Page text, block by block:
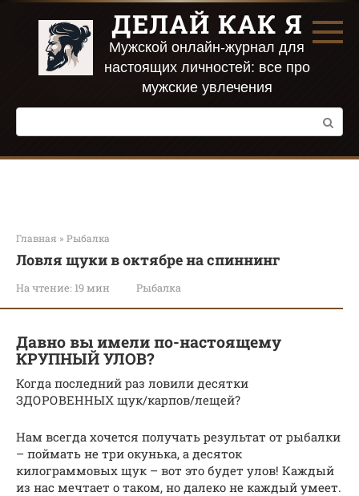
Перейти
контенту
ДЕЛАЙ КАК Я
Мужской онлайн-журнал для
настоящих личностей: все про
мужские увлечения
Поиск:
Главная » Рыбалка
Ловля щуки в октябре на спиннинг
На чтение: 19 мин Рыбалка
Давно вы имели по-настоящему
КРУПНЫЙ УЛОВ?
Когда последний раз ловили десятки
ЗДОРОВЕННЫХ щук/карпов/лещей?
Нам всегда хочется получать результат от рыбалки
– поймать не три окунька, а десяток
килограммовых щук – вот это будет улов! Каждый
из нас мечтает о таком, но далеко не каждый умеет.